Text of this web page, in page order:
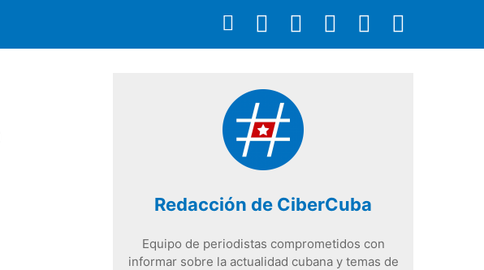
Redacción de CiberCuba
Equipo de periodistas comprometidos con
informar sobre la actualidad cubana y temas de